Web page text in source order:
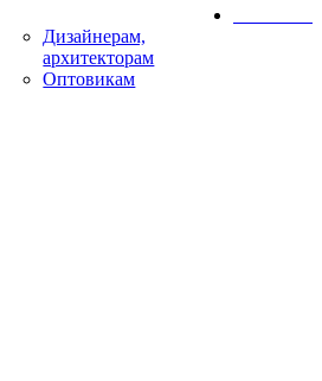
Дизайнерам,
архитекторам
Оптовикам